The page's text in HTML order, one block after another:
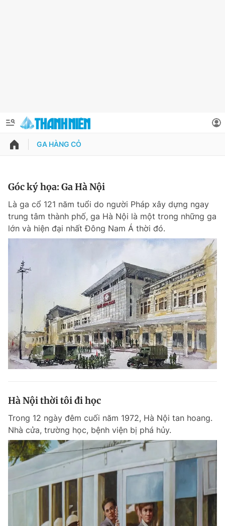
QUẢNG CÁO
Chuyên mục
Chuyên mục khác
Chào ngày mới Tin 24h
Tin thị trường Tin 360
Video Magazine
Sản phẩm khác
Đọc Thanh Niên trên điện thoại
Thông tin tài khoản
Đổi mật khẩu
Tin đã lưu
GA HÀNG CỎ
Góc ký họa: Ga Hà Nội
Là ga cổ 121 năm tuổi do người Pháp xây dựng ngay
trung tâm thành phố, ga Hà Nội là một trong những ga
lớn và hiện đại nhất Đông Nam Á thời đó.
Hà Nội thời tôi đi học
Trong 12 ngày đêm cuối năm 1972, Hà Nội tan hoang.
Nhà cửa, trường học, bệnh viện bị phá hủy.